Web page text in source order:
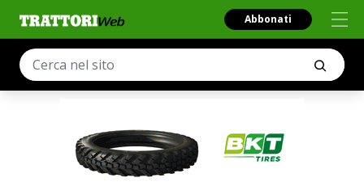
Abbonati